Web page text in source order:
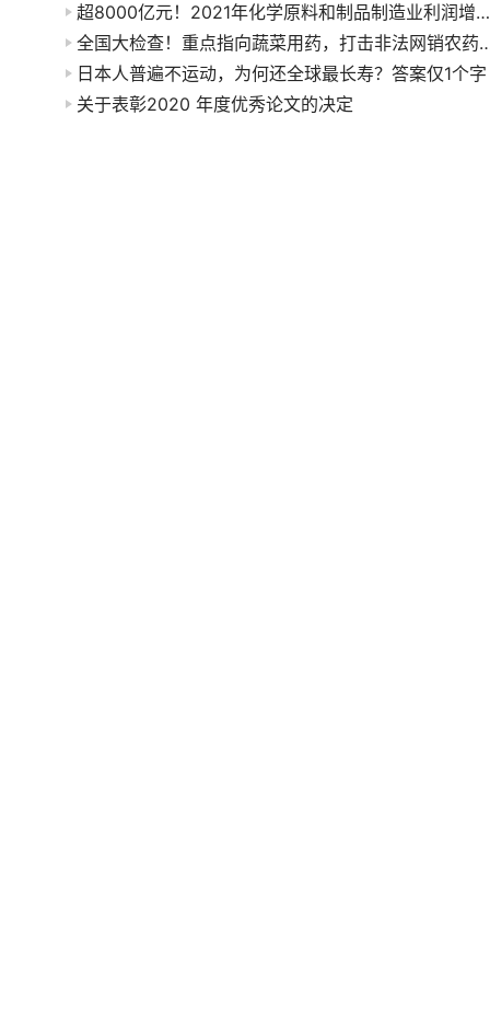
超8000亿元！2021年化学原料和制品制造业利润增长87.8%
全国大检查！重点指向蔬菜
日本人普遍不运动，为何还全球最长寿？答案仅1个字
关于表彰2020 年度优秀论文的决定